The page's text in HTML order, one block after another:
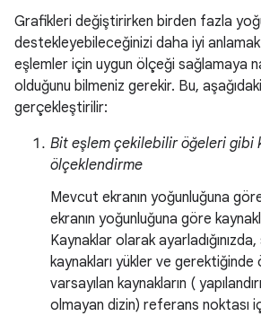
Grafikleri değiştirirken birden fazla
destekleyebileceğinizi daha iyi
eşlemler için uygun ölçeği sağlamaya
olduğunu bilmeniz gerekir. Bu,
gerçekleştirilir:
Bit eşlem çekilebilir öğeleri gibi
ölçeklendirme
Mevcut ekranın yoğunluğuna
ekranın yoğunluğuna göre
Kaynaklar olarak
kaynakları yükler ve
varsayılan kaynakların (
olmayan dizin) referans noktası